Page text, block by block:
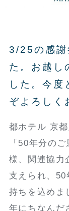
3/25の感謝
た。お越し
した。今度
ぞよろしく
都ホテル 京
「50年分の
様、関連協力
支えられ、50
持ちを込めま
年にちなんだ